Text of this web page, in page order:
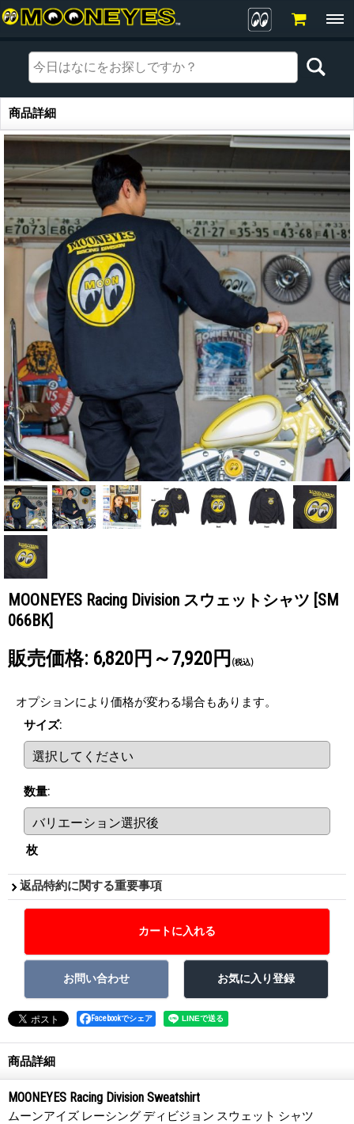
商品詳細
商品詳細
MOONEYES Racing Division スウェットシャツ [SM
066BK]
販売価格: 6,820円～7,920円 (税込)
オプションにより価格が変わる場合もあります。
サイズ:
数量:
枚
返品特約に関する重要事項
Facebookでシェア
商品詳細
MOONEYES Racing Division Sweatshirt
ムーンアイズ レーシング ディビジョン スウェット シャツ